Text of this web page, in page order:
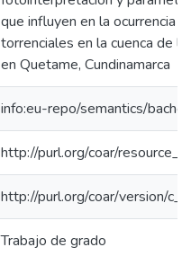
que influyen en la ocurrencia
torrenciales en la cuenca de
en Quetame, Cundinamarca
info:eu-repo/semantics/
http://purl.org/coar/
http://purl.org/coar/version/
Trabajo de grado